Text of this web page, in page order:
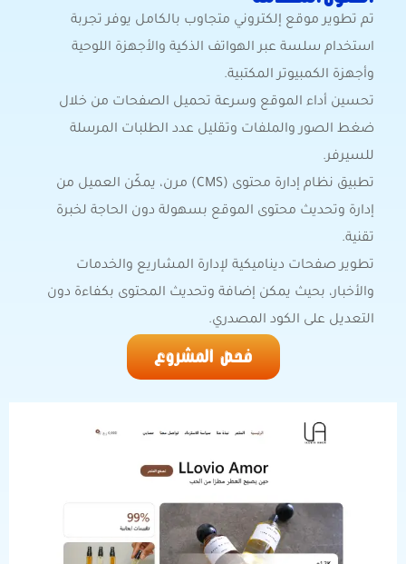
تم تطوير موقع إلكتروني متجاوب بالكامل يوفر تجربة
استخدام سلسة عبر الهواتف الذكية والأجهزة اللوحية
وأجهزة الكمبيوتر المكتبية.
تحسين أداء الموقع وسرعة تحميل الصفحات من خلال
ضغط الصور والملفات وتقليل عدد الطلبات المرسلة
للسيرفر.
تطبيق نظام إدارة محتوى (CMS) مرن، يمكّن العميل من
إدارة وتحديث محتوى الموقع بسهولة دون الحاجة لخبرة
تقنية.
تطوير صفحات ديناميكية لإدارة المشاريع والخدمات
والأخبار، بحيث يمكن إضافة وتحديث المحتوى بكفاءة دون
التعديل على الكود المصدري.
فحص المشروع